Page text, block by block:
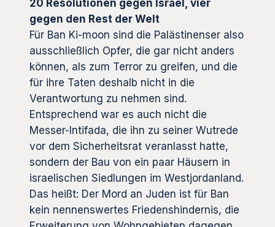
20 Resolutionen gegen Israel, vier
gegen den Rest der Welt
Für Ban Ki-moon sind die Palästinenser also
ausschließlich Opfer, die gar nicht anders
können, als zum Terror zu greifen, und die
für ihre Taten deshalb nicht in die
Verantwortung zu nehmen sind.
Entsprechend war es auch nicht die
Messer-Intifada, die ihn zu seiner Wutrede
vor dem Sicherheitsrat veranlasst hatte,
sondern der Bau von ein paar Häusern in
israelischen Siedlungen im Westjordanland.
Das heißt: Der Mord an Juden ist für Ban
kein nennenswertes Friedenshindernis, die